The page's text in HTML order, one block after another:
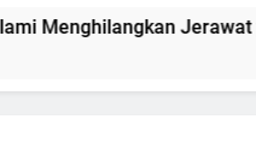
Jerawat yang Aman di